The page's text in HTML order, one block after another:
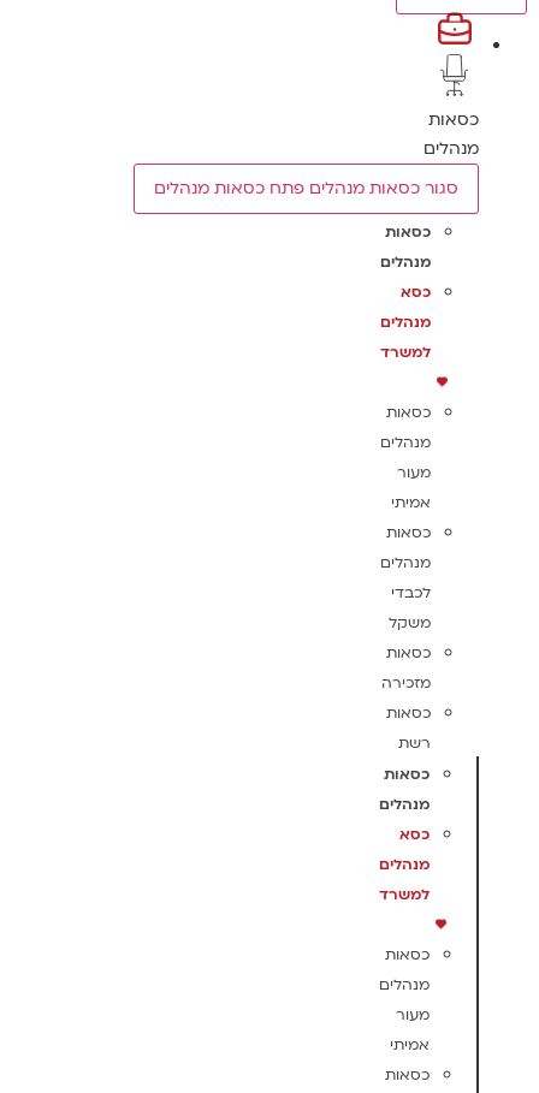
כסאות
מנהלים
סגור כסאות מנהלים פתח כסאות מנהלים
כסאות
מנהלים
כסא
מנהלים
למשרד
כסאות
מנהלים
מעור
אמיתי
כסאות
מנהלים
לכבדי
משקל
כסאות
מזכירה
כסאות
רשת
כסאות
מנהלים
כסא
מנהלים
למשרד
כסאות
מנהלים
מעור
אמיתי
כסאות